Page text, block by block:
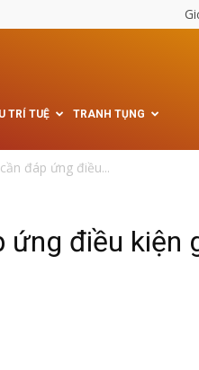
TRÍ TUỆ TRANH TỤNG
đáp ứng điều...
ứng điều kiện